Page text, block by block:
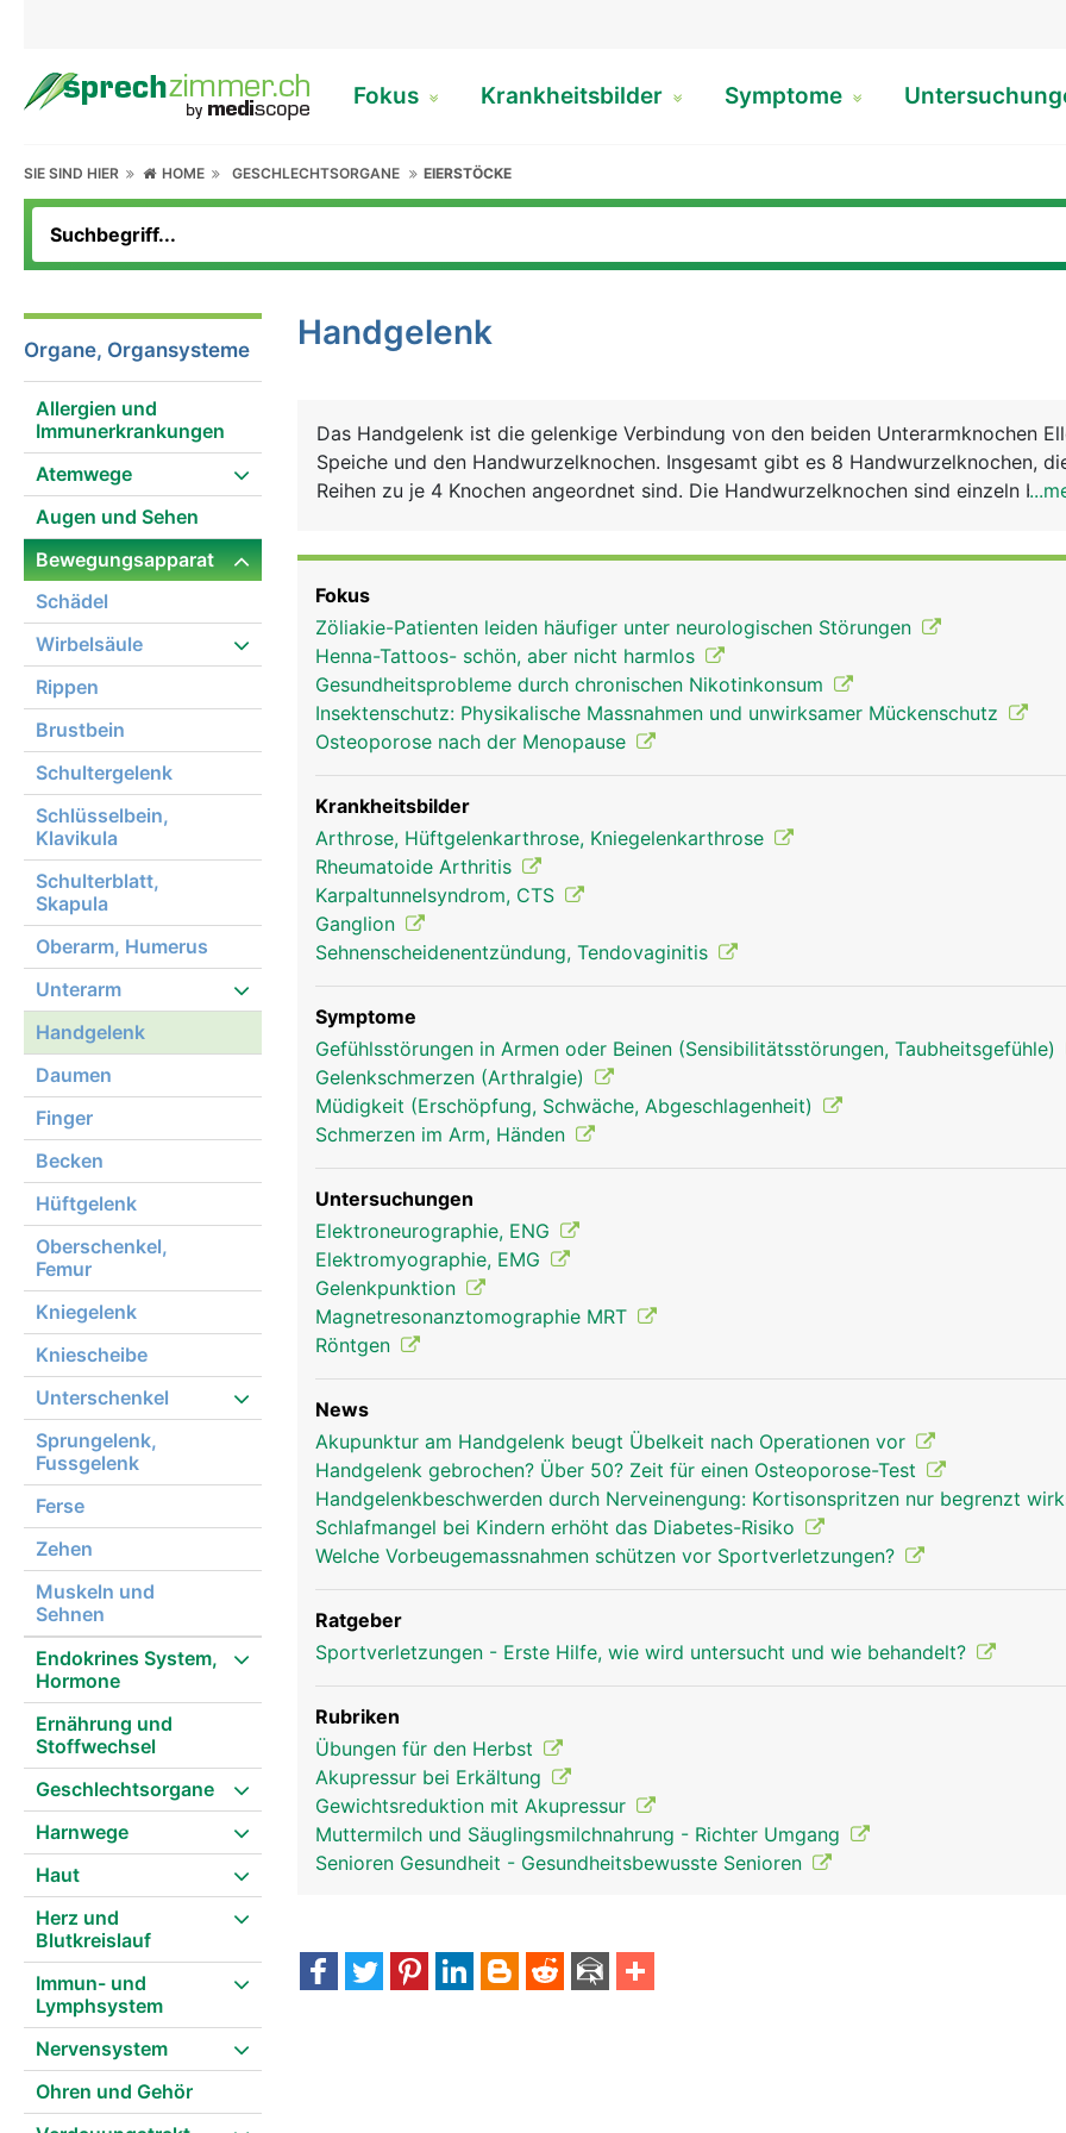
Fokus Krankheitsbilder Symptome
SIE SIND HIER HOME GESCHLECHTSORGANE EIERSTÖCKE
Organe, Organsysteme
Allergien und
Immunerkrankungen
Atemwege
Augen und Sehen
Bewegungsapparat
Schädel
Wirbelsäule
Rippen
Brustbein
Schultergelenk
Schlüsselbein,
Klavikula
Schulterblatt,
Skapula
Oberarm, Humerus
Unterarm
Handgelenk
Daumen
Finger
Becken
Hüftgelenk
Oberschenkel,
Femur
Kniegelenk
Kniescheibe
Unterschenkel
Sprungelenk,
Fussgelenk
Ferse
Zehen
Muskeln und
Sehnen
Endokrines System,
Hormone
Ernährung und
Stoffwechsel
Geschlechtsorgane
Harnwege
Haut
Herz und
Blutkreislauf
Immun- und
Lymphsystem
Nervensystem
Ohren und Gehör
Handgelenk
Das Handgelenk ist die gelenkige Verbindung von den beiden Unterarmknochen
Speiche und den Handwurzelknochen. Insgesamt gibt es 8 Handwurzelknochen,
Reihen zu je 4 Knochen angeordnet sind. Die Handwurzelknochen sind einzeln
Muskelsehnen der Unterarmmuskeln, mit denen die Finger bewegt werden.
Handgelenk Frau Handgelenk Mann
Fokus
Zöliakie-Patienten leiden häufiger unter neurologischen Störungen
Henna-Tattoos- schön, aber nicht harmlos
Gesundheitsprobleme durch chronischen Nikotinkonsum
Insektenschutz: Physikalische Massnahmen und unwirksamer Mückenschutz
Osteoporose nach der Menopause
Krankheitsbilder
Arthrose, Hüftgelenkarthrose, Kniegelenkarthrose
Rheumatoide Arthritis
Karpaltunnelsyndrom, CTS
Ganglion
Sehnenscheidenentzündung, Tendovaginitis
Symptome
Gefühlsstörungen in Armen oder Beinen (Sensibilitätsstörungen, Taubheitsgefühle)
Gelenkschmerzen (Arthralgie)
Müdigkeit (Erschöpfung, Schwäche, Abgeschlagenheit)
Schmerzen im Arm, Händen
Untersuchungen
Elektroneurographie, ENG
Elektromyographie, EMG
Gelenkpunktion
Magnetresonanztomographie MRT
Röntgen
News
Akupunktur am Handgelenk beugt Übelkeit nach Operationen vor
Handgelenk gebrochen? Über 50? Zeit für einen Osteoporose-Test
Handgelenkbeschwerden durch Nerveinengung: Kortisonspritzen nur begrenzt
Schlafmangel bei Kindern erhöht das Diabetes-Risiko
Welche Vorbeugemassnahmen schützen vor Sportverletzungen?
Ratgeber
Sportverletzungen - Erste Hilfe, wie wird untersucht und wie behandelt?
Rubriken
Übungen für den Herbst
Akupressur bei Erkältung
Gewichtsreduktion mit Akupressur
Muttermilch und Säuglingsmilchnahrung - Richter Umgang
Senioren Gesundheit - Gesundheitsbewusste Senioren